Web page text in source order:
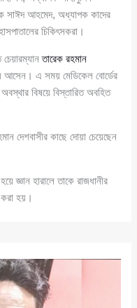
সাঈদ আহমেদ, অধ্যাপক কাদের
চিকিৎসকরা।
চেয়ারম্যানতারেক রহমান
এ সময় মেডিকেল বোর্ডের
অবস্থার বিষয়ে বিস্তারিত অবহিত
দেশবাসীর কাছে দোয়া চেয়েছেন
জ্ঞান হারালে তাকে রাজধানীর
করা হয়।